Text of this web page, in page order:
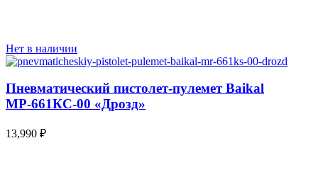
Нет в наличии
Пневматический пистолет-пулемет Baikal
МР-661КС-00 «Дрозд»
13,990 ₽